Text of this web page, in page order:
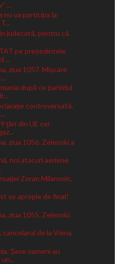
...
nu va participa la
judecată, pentru că
pe președintele
...
ziua 1057. Mișcare
după ce partidul
controversată.
ţări din UE cer
ziua 1056. Zelenski a
noi atacuri aeriene
Zoran Milanovic,
se apropie de final!
ziua 1055. Zelenski:
cancelarul de la Viena
Șase oameni au